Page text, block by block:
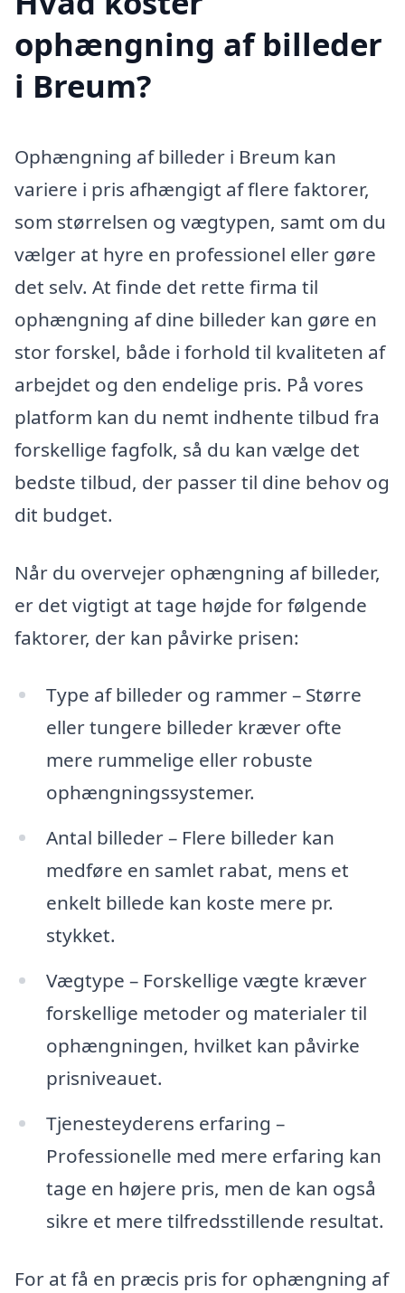
ophængning af billeder
i Breum?
Ophængning af billeder i Breum kan
variere i pris afhængigt af flere faktorer,
som størrelsen og vægtypen, samt om du
vælger at hyre en professionel eller gøre
det selv. At finde det rette firma til
ophængning af dine billeder kan gøre en
stor forskel, både i forhold til kvaliteten af
arbejdet og den endelige pris. På vores
platform kan du nemt indhente tilbud fra
forskellige fagfolk, så du kan vælge det
bedste tilbud, der passer til dine behov og
dit budget.
Når du overvejer ophængning af billeder,
er det vigtigt at tage højde for følgende
faktorer, der kan påvirke prisen:
Type af billeder og rammer – Større
eller tungere billeder kræver ofte
mere rummelige eller robuste
ophængningssystemer.
Antal billeder – Flere billeder kan
medføre en samlet rabat, mens et
enkelt billede kan koste mere pr.
stykket.
Vægtype – Forskellige vægte kræver
forskellige metoder og materialer til
ophængningen, hvilket kan påvirke
prisniveauet.
Tjenesteyderens erfaring –
Professionelle med mere erfaring kan
tage en højere pris, men de kan også
sikre et mere tilfredsstillende resultat.
For at få en præcis pris for ophængning af